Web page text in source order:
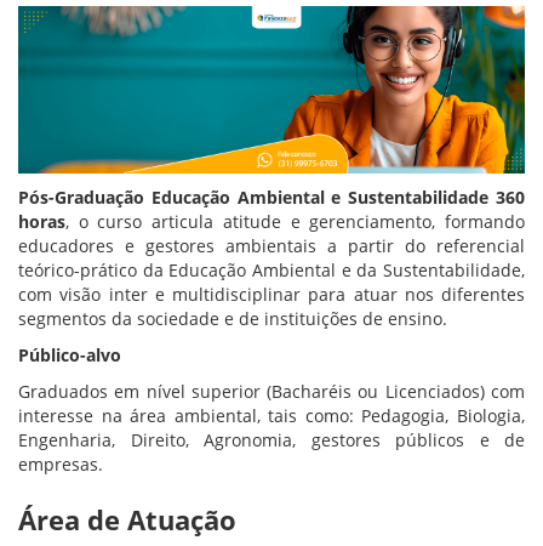
Pós-Graduação Educação Ambiental e Sustentabilidade 360
horas, o curso articula atitude e gerenciamento, formando
educadores e gestores ambientais a partir do referencial
teórico-prático da Educação Ambiental e da Sustentabilidade,
com visão inter e multidisciplinar para atuar nos diferentes
segmentos da sociedade e de instituições de ensino.
Público-alvo
Graduados em nível superior (Bacharéis ou Licenciados) com
interesse na área ambiental, tais como: Pedagogia, Biologia,
Engenharia, Direito, Agronomia, gestores públicos e de
empresas.
Área de Atuação